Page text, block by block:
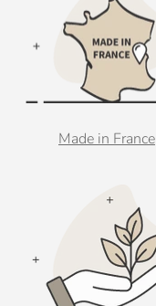
Made in France